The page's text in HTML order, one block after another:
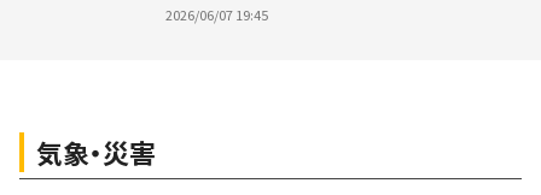
2026/06/07 19:45
気象・災害